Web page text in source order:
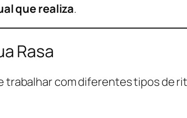
que realiza.
Rasa
trabalhar com diferentes tipos de